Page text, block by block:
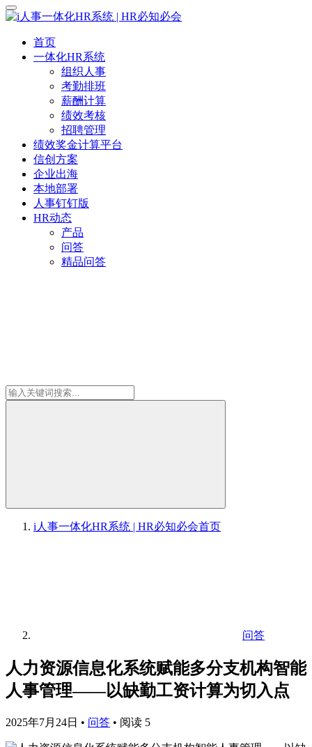
首页
一体化HR系统
组织人事
考勤排班
薪酬计算
绩效考核
招聘管理
绩效奖金计算平台
信创方案
企业出海
本地部署
人事钉钉版
HR动态
产品
问答
精品问答
i人事一体化HR系统 | HR必知必会首页
问答
人力资源信息化系统赋能多分支机构智能
人事管理——以缺勤工资计算为切入点
2025年7月24日 • 问答 • 阅读 5